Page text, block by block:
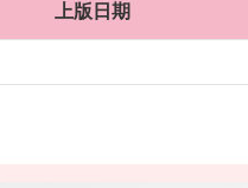
上版日期